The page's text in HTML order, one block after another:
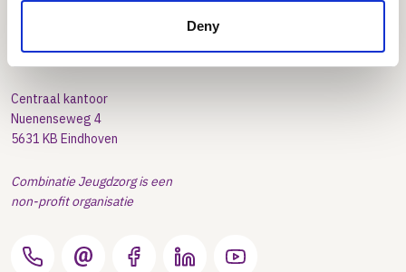
Deny
Combinatie Jeugdzorg
Centraal kantoor
Nuenenseweg 4
5631 KB Eindhoven
Combinatie Jeugdzorg is een
non-profit organisatie